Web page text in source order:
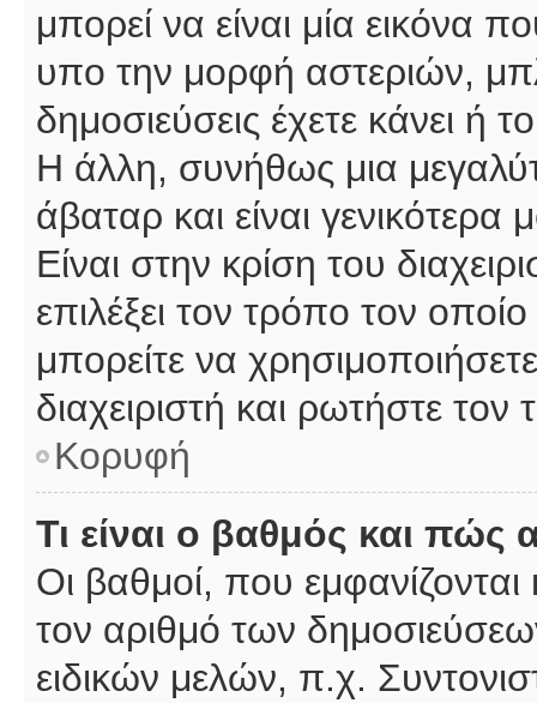
μπορεί να είναι μία εικόνα
υπο την μορφή αστεριών,
δημοσιεύσεις έχετε κάνει
Η άλλη, συνήθως μια
άβαταρ και είναι
Είναι στην κρίση του
επιλέξει τον τρόπο τον
μπορείτε να
διαχειριστή και ρωτήστε τον
Κορυφή
Τι είναι ο βαθμός και
Οι βαθμοί, που
τον αριθμό των
ειδικών μελών, π.χ.